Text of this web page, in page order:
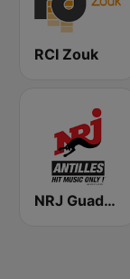
RCI Zouk
NRJ Guadeloupe